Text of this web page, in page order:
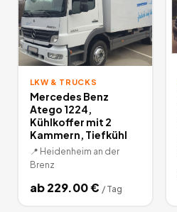
LKW & TRUCKS
Mercedes Benz
Atego 1224,
Kühlkoffer mit 2
Kammern, Tiefkühl
📍 Heidenheim an der
Brenz
ab229.00€ / Tag